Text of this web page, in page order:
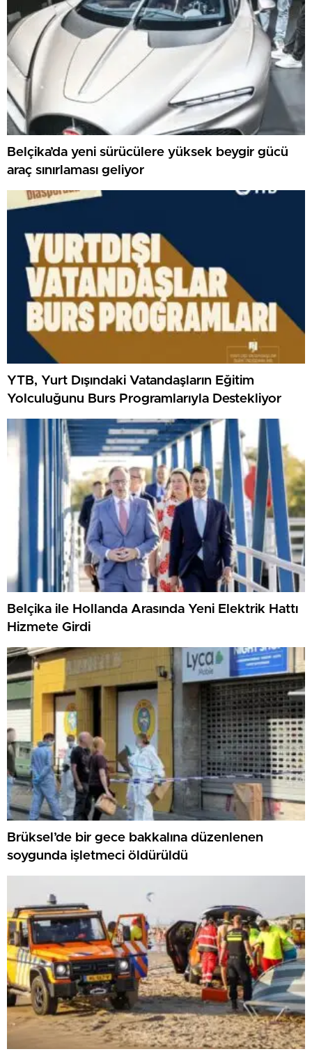
Belçika’da yeni sürücülere yüksek beygir gücü
araç sınırlaması geliyor
YTB, Yurt Dışındaki Vatandaşların Eğitim
Yolculuğunu Burs Programlarıyla Destekliyor
Belçika ile Hollanda Arasında Yeni Elektrik Hattı
Hizmete Girdi
Brüksel’de bir gece bakkalına düzenlenen
soygunda işletmeci öldürüldü